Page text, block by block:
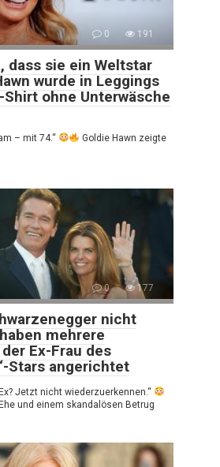
0 191
dass sie ein Weltstar
wurde in Leggings
ohne Unterwäsche
– mit 74.“
Goldie Hawn zeigte
0 177
nicht
mehrere
Ex-Frau des
Stars angerichtet
Jetzt nicht wiederzuerkennen.“
und einem skandalösen Betrug